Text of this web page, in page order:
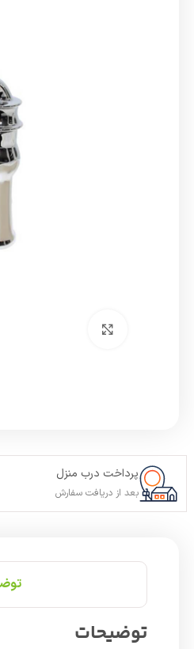
پرداخت درب منزل
بعد از دریافت سفارش
توضیحات